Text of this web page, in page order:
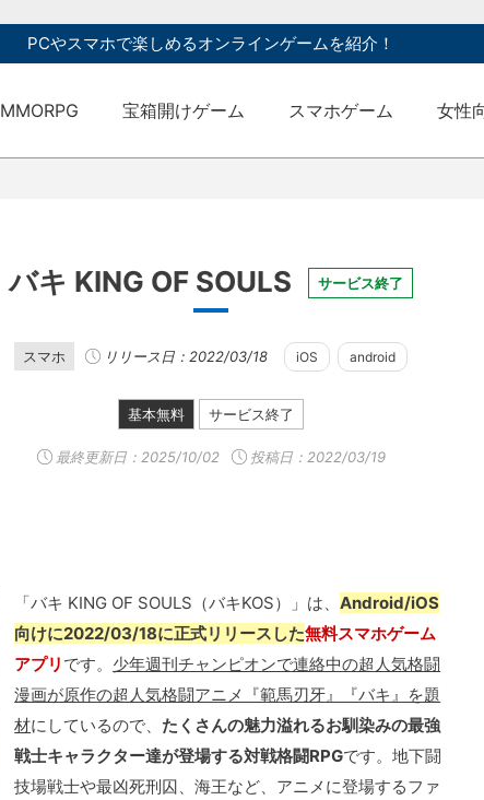
PCやスマホで楽しめるオンラインゲームを紹介！
MMORPG 宝箱開けゲーム スマホゲーム 女性
バキ KING OF SOULS サービス終了
スマホ リリース日：2022/03/18 iOS android
基本無料 サービス終了
最終更新日： 2025/10/02 投稿日：2022/03/19
「バキ KING OF SOULS（バキKOS）」は、Android/iOS
向けに2022/03/18に正式リリースした無料スマホゲーム
アプリ です。 少年週刊チャンピオンで連絡中の超人気格闘
漫画が原作の超人気格闘アニメ『範馬刃牙』『バキ』を題
材にしているので、 たくさんの魅力溢れるお馴染みの最強
戦士キャラクター達が登場する対戦格闘RPGです。地下闘
技場戦士や最凶死刑囚、海王など、アニメに登場するファ